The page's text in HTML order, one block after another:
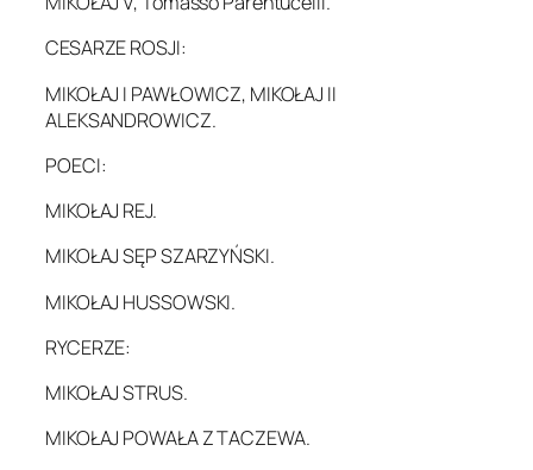
CESARZE ROSJI:
MIKOŁAJ I PAWŁOWICZ, MIKOŁAJ II
ALEKSANDROWICZ.
POECI:
MIKOŁAJ REJ.
MIKOŁAJ SĘP SZARZYŃSKI.
MIKOŁAJ HUSSOWSKI.
RYCERZE:
MIKOŁAJ STRUS.
MIKOŁAJ POWAŁA Z TACZEWA.